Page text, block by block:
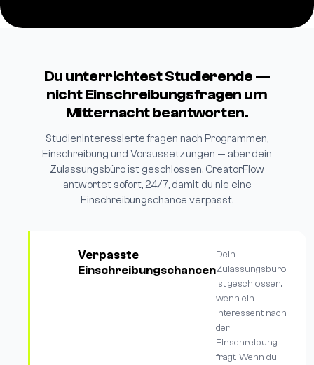
Du unterrichtest Studierende —
nicht Einschreibungsfragen um
Mitternacht beantworten.
Studieninteressierte fragen nach Programmen,
Einschreibung und Voraussetzungen — aber dein
Zulassungsbüro ist geschlossen. CreatorFlow
antwortet sofort, 24/7, damit du nie eine
Einschreibungschance verpasst.
Verpasste
Einschreibungschancen
Dein
Zulassungsbüro
ist geschlossen,
wenn ein
Interessent nach
der
Einschreibung
fragt. Wenn du